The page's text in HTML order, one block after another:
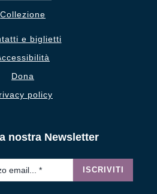
Collezione
e biglietti
Dona
policy
nostra Newsletter
ISCRIVITI